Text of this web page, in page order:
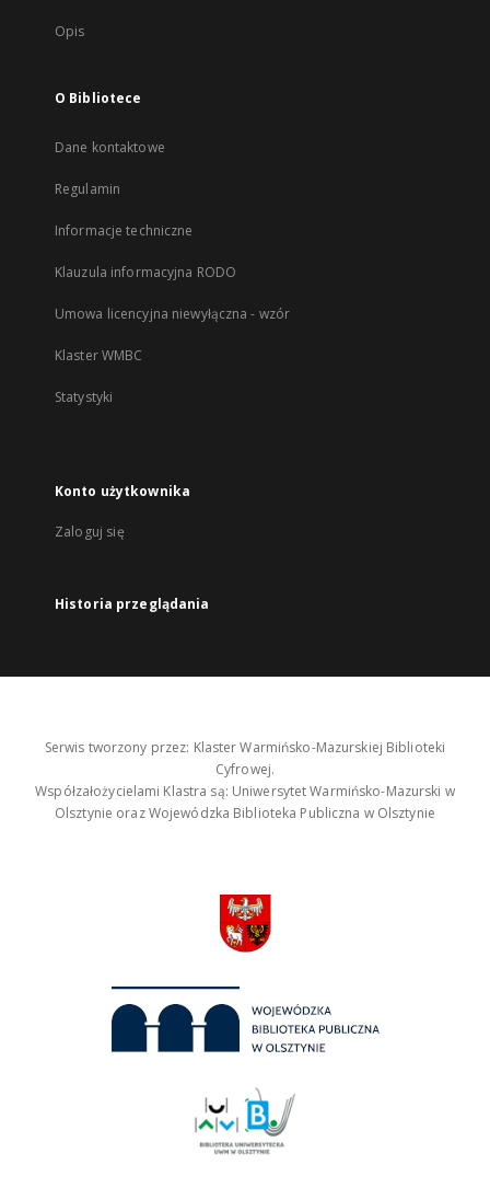
Opis
O Bibliotece
Dane kontaktowe
Regulamin
Informacje techniczne
Klauzula informacyjna RODO
Umowa licencyjna niewyłączna - wzór
Klaster WMBC
Statystyki
Konto użytkownika
Zaloguj się
Historia przeglądania
Serwis tworzony przez: Klaster Warmińsko-Mazurskiej Biblioteki
Cyfrowej.
Współzałożycielami Klastra są: Uniwersytet Warmińsko-Mazurski w
Olsztynie oraz Wojewódzka Biblioteka Publiczna w Olsztynie